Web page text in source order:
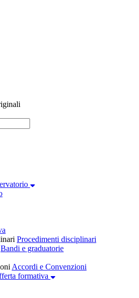
Procedimenti disciplinari
Bandi e graduatorie
Accordi e Convenzioni
formativa